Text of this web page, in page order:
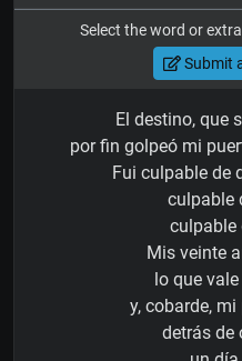
Select the word or
Submit
El destino, que
por fin golpeó mi
Fui culpable de
culpable
culpable
Mis veinte
lo que
y, cobarde,
detrás de